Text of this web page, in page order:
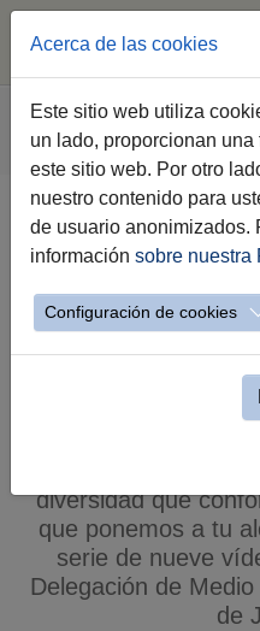
Saltar al contenido principal
Estás aquí:
Jerez.es Webs
Crónica de los paisajes
Crónica de los
Esta colección
recorrido por los
de panorámicas
años de historia
pueblos y
cultura y el
diversidad que
que ponemos a tu
serie de nueve
Delegación de
de
Acerca de las cookies
Este sitio web utiliza
un lado, proporcionan
este sitio web. Por otro
nuestro contenido para
de usuario anonimizados.
información sobre nuestra
Configuración de cookies